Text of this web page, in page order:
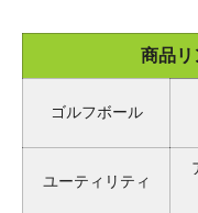
商品リ
ゴルフボール
ユーティリティ